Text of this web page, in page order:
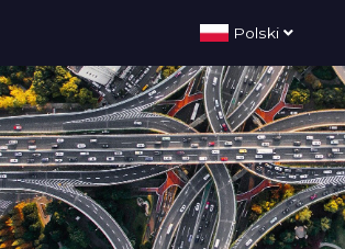
Polski